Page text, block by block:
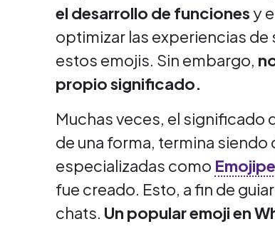
el desarrollo de funciones y
optimizar las experiencias de
estos emojis. Sin embargo,
propio significado.
Muchas veces, el
de una forma, termina siendo
especializadas como
fue creado. Esto, a fin de
chats. Un popular emoji en